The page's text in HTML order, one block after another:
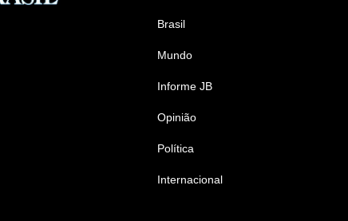
Brasil
Mundo
Informe JB
Opinião
Política
Internacional